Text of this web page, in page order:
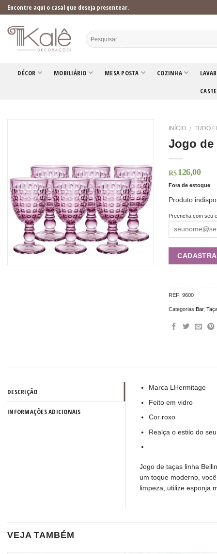
Skip
to
content
Encontre aqui o casal que deseja presentear.
DÉCOR MOBILIÁRIO MESA POSTA COZINHA
INÍCIO / TUDO
Jogo de
R$ 126,00
Fora de estoque
Produto
Preencha com seu
REF:9600
CategoriasBar,
DESCRIÇÃO
INFORMAÇÕES ADICIONAIS
Marca LHermitage
Feito em vidro
Cor roxo
Realça o estilo do
Jogo de taças linha
um toque moderno,
limpeza, utilize esponja
VEJA TAMBÉM